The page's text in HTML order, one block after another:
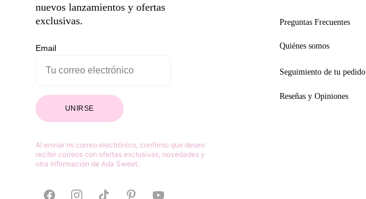
Preguntas Frecuentes
Quiénes somos
Reseñas y Opiniones
Seguimiento de tu pedido
Email
UNIRSE
nuevos lanzamientos y ofertas
exclusivas.
Al enviar mi correo electrónico, confirmo que deseo
recibir correos con ofertas exclusivas, novedades y
otra información de Ada Sweet.